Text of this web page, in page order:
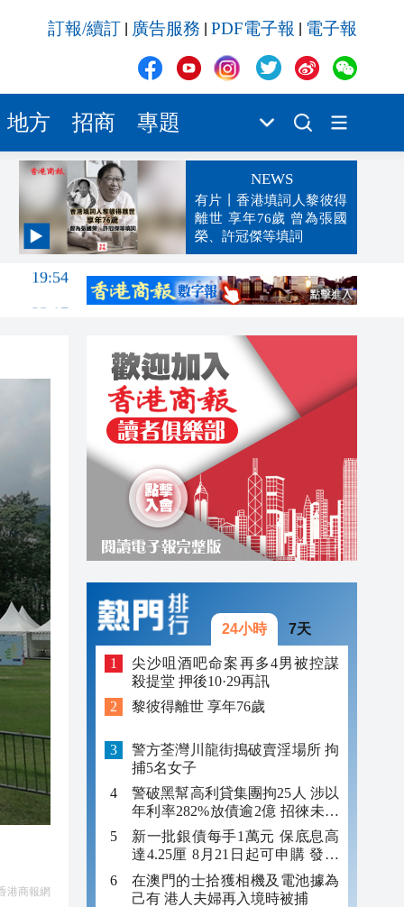
訂報/續訂 廣告服務 PDF電子報 電子報
地方 招商 專題
NEWS
有片丨香港填詞人黎彼得
離世 享年76歲 曾為張國
榮、許冠傑等填詞
19:54
22:54
22:39
港商報網
24小時 7天
尖沙咀酒吧命案再多4男被控謀
殺提堂 押後10·29再訊
黎彼得離世 享年76歲
警方荃灣川龍街搗破賣淫場所 拘
捕5名女子
警破黑幫高利貸集團拘25人 涉以
年利率282%放債逾2億 招徠未成
年追數
新一批銀債每手1萬元 保底息高
達4.25厘 8月21日起可申購 發行
金額最多550億
在澳門的士拾獲相機及電池據為
己有 港人夫婦再入境時被捕